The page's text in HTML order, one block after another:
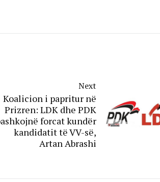
Next
Koalicion i papritur në
Prizren: LDK dhe PDK
forcat kundër
kandidatit të VV-së,
Artan Abrashi